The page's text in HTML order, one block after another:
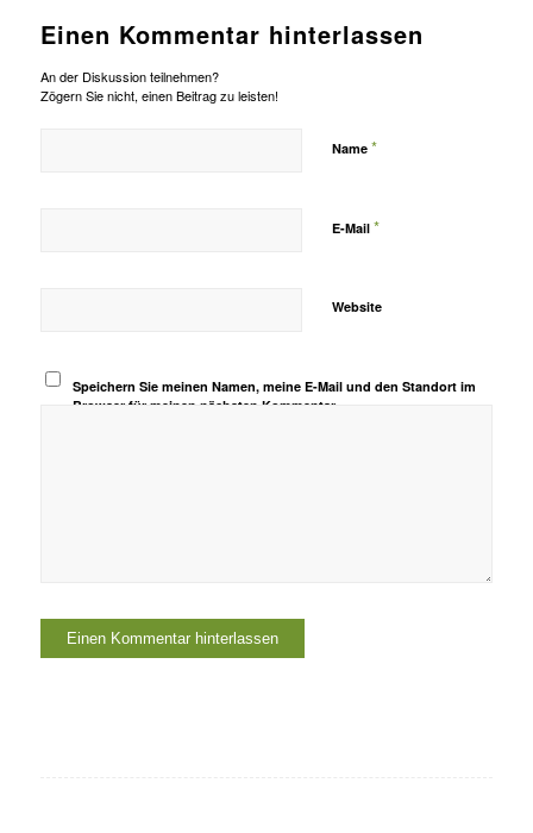
Einen Kommentar hinterlassen
An der Diskussion teilnehmen?
Zögern Sie nicht, einen Beitrag zu leisten!
Name *
E-Mail *
Website
Speichern Sie meinen Namen, meine E-Mail und den Standort im
Browser für meinen nächsten Kommentar.